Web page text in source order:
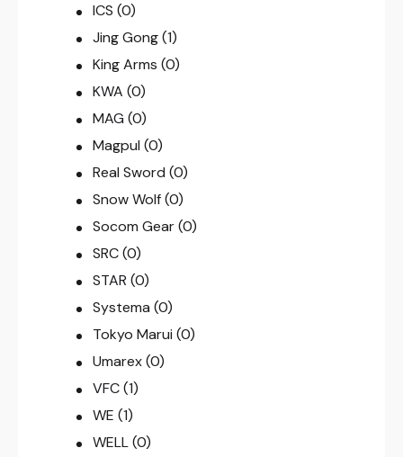
ICS (0)
Jing Gong (1)
King Arms (0)
KWA (0)
MAG (0)
Magpul (0)
Real Sword (0)
Snow Wolf (0)
Socom Gear (0)
SRC (0)
STAR (0)
Systema (0)
Tokyo Marui (0)
Umarex (0)
VFC (1)
WE (1)
WELL (0)